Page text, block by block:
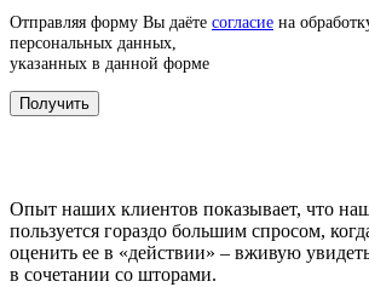
Отправляя форму Вы даёте согласие на
персональных данных,
указанных в данной форме
Получить
Опыт наших клиентов показывает, что
пользуется гораздо большим спросом,
оценить ее в «действии» – вживую
в сочетании со шторами.